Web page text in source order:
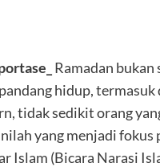
Ramadan
hidup,
tidak sedikit orang
yang menjadi
Islam (Bicara Narasi